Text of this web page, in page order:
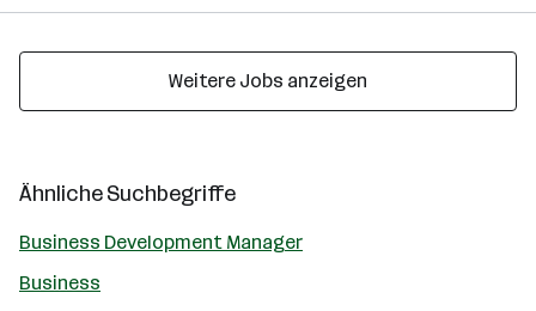
Weitere Jobs anzeigen
Ähnliche Suchbegriffe
Business Development Manager
Business